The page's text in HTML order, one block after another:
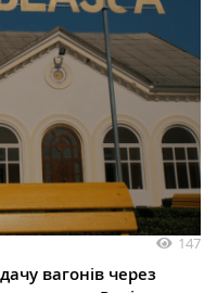
147
вагонів через